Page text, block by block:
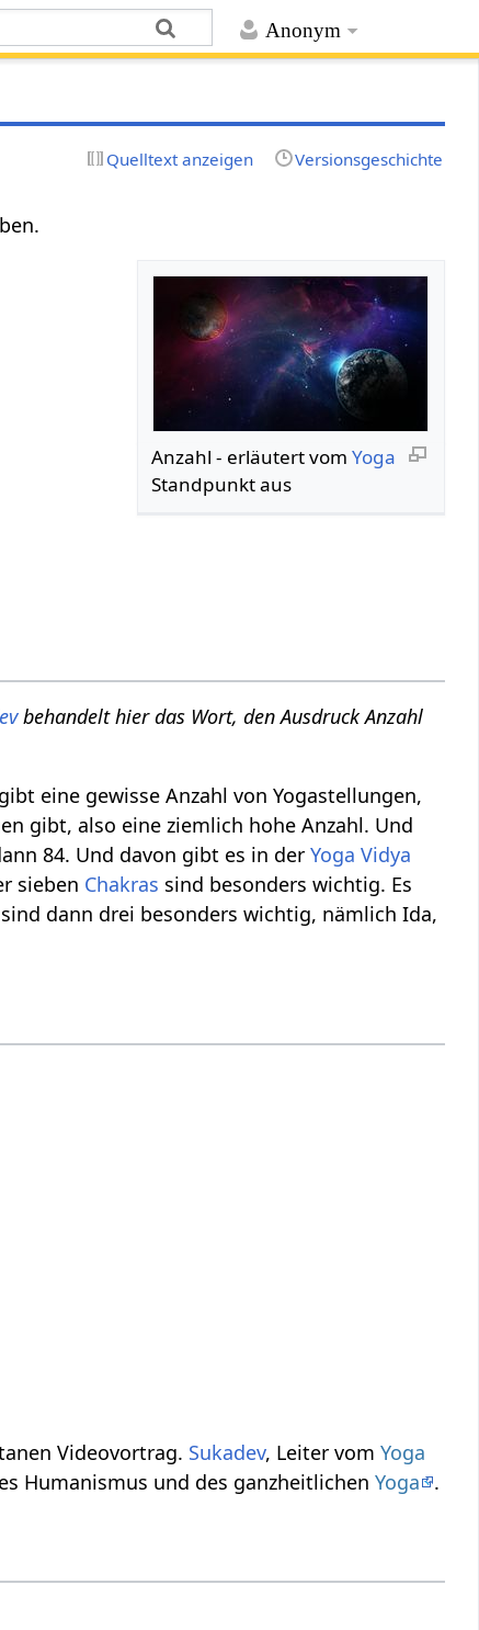
Anonym
Quelltext anzeigen Versionsgeschichte
Anzahl‏‎ - erläutert vomYoga
Standpunkt aus
behandelt hier das Wort, den Ausdruck Anzahl‏‎
eine gewisse Anzahl von Yogastellungen,
gibt, also eine ziemlich hohe Anzahl. Und
84. Und davon gibt es in derYoga Vidya
sieben Chakras sind besonders wichtig. Es
dann drei besonders wichtig, nämlich Ida,
spontanen Videovortrag. Sukadev, Leiter vomYoga
Anzahl‏‎ aus dem Geist des Humanismus und des ganzheitlichenYoga .